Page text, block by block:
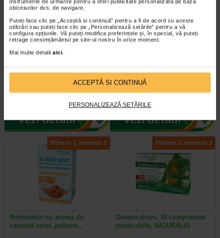
instrumente de urmărire pentru a oferi publicitate personalizată pe baza
obiceiurilor dvs. de navigare.
Puteți face clic pe „Acceptă si continuă” pentru a fi de acord cu aceste
utilizări sau puteți face clic pe „Personalizează setările” pentru a vă
configura opțiunile. Vă puteți modifica preferințele și, în special, vă puteți
retrage consimțământul pe site-ul nostru în orice moment.
Mai multe detalii aici.
ACCEPTĂ SI CONTINUĂ
PERSONALIZEAZĂ SETĂRILE
Urosuport forte, 15 capsule,
Suplimentul alimentar cu D-
manoza, extract din fructe de afin
Naturalis Tribulus 500 este un
Plătești 2, primești 3
Rehidrafort cu aroma de
caramel sarat, pulbere…
Plătești 2, primești 3
Gastrocalmin, 30 comprimate
masticabile, NATURALIS